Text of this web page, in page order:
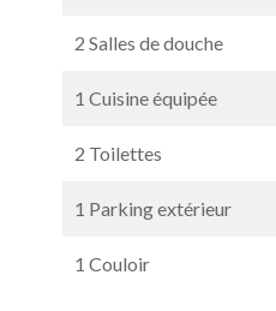
2 Salles de douche
1 Cuisine équipée
2 Toilettes
1 Parking extérieur
1 Couloir